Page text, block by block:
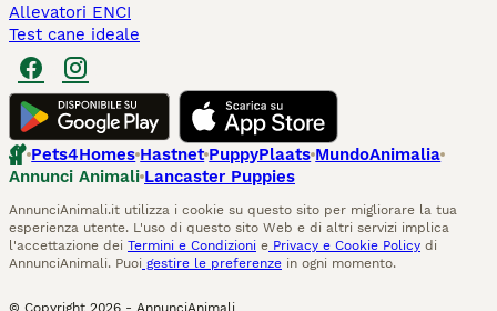
Allevatori ENCI
Test cane ideale
Pets4Homes Hastnet PuppyPlaats MundoAnimalia
Annunci Animali Lancaster Puppies
AnnunciAnimali.it utilizza i cookie su questo sito per migliorare la tua
esperienza utente. L'uso di questo sito Web e di altri servizi implica
l'accettazione dei Termini e Condizioni e Privacy e Cookie Policy di
AnnunciAnimali. Puoi gestire le preferenze in ogni momento.